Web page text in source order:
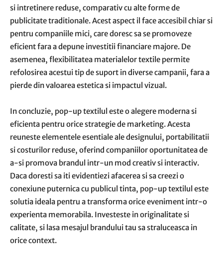
si intretinere reduse, comparativ cu alte forme de
publicitate traditionale. Acest aspect il face accesibil chiar si
pentru companiile mici, care doresc sa se promoveze
eficient fara a depune investitii financiare majore. De
asemenea, flexibilitatea materialelor textile permite
refolosirea acestui tip de suport in diverse campanii, fara a
pierde din valoarea estetica si impactul vizual.
In concluzie, pop-up textilul este o alegere moderna si
eficienta pentru orice strategie de marketing. Acesta
reuneste elementele esentiale ale designului, portabilitatii
si costurilor reduse, oferind companiilor oportunitatea de
a-si promova brandul intr-un mod creativ si interactiv.
Daca doresti sa iti evidentiezi afacerea si sa creezi o
conexiune puternica cu publicul tinta, pop-up textilul este
solutia ideala pentru a transforma orice eveniment intr-o
experienta memorabila. Investeste in originalitate si
calitate, si lasa mesajul brandului tau sa straluceasca in
orice context.